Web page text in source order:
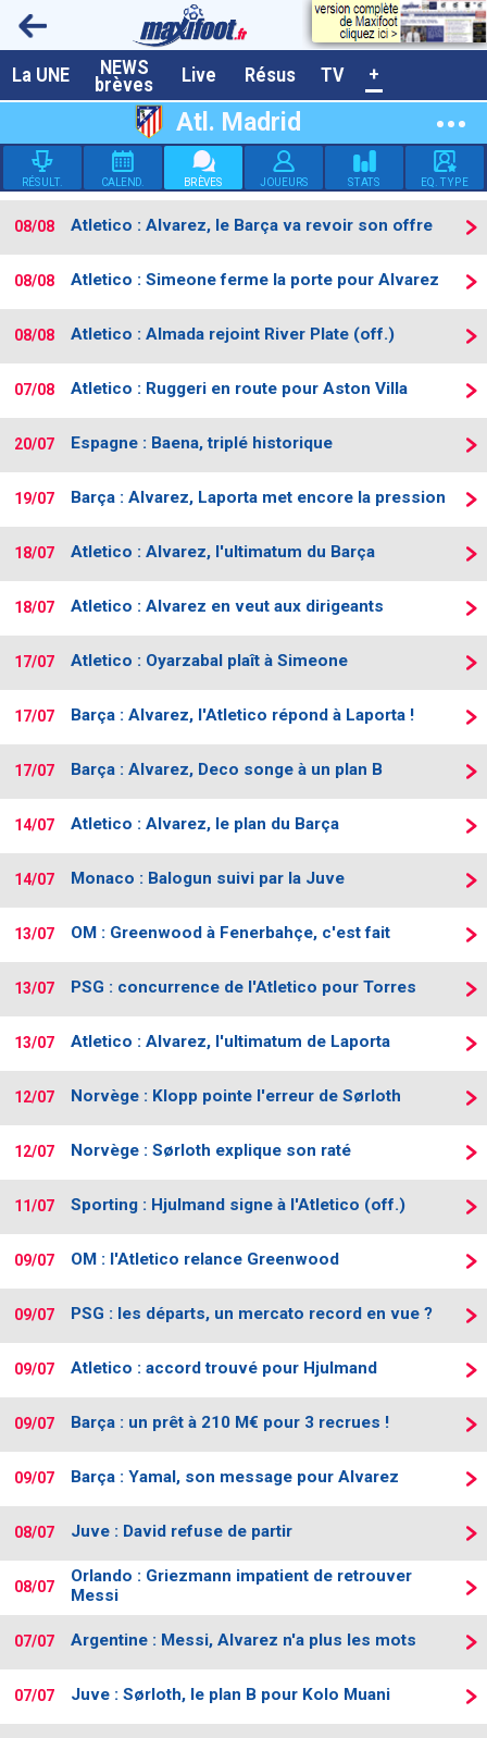
La UNE NEWS
brèves Live Résus TV +
Atl. Madrid
RÉSULT. CALEND. BRÈVES JOUEURS STATS EQ. TYPE
08/08 Atletico : Alvarez, le Barça va revoir son offre
08/08 Atletico : Simeone ferme la porte pour Alvarez
08/08 Atletico : Almada rejoint River Plate (off.)
07/08 Atletico : Ruggeri en route pour Aston Villa
20/07 Espagne : Baena, triplé historique
19/07 Barça : Alvarez, Laporta met encore la pression
18/07 Atletico : Alvarez, l'ultimatum du Barça
18/07 Atletico : Alvarez en veut aux dirigeants
17/07 Atletico : Oyarzabal plaît à Simeone
17/07 Barça : Alvarez, l'Atletico répond à Laporta !
17/07 Barça : Alvarez, Deco songe à un plan B
14/07 Atletico : Alvarez, le plan du Barça
14/07 Monaco : Balogun suivi par la Juve
13/07 OM : Greenwood à Fenerbahçe, c'est fait
13/07 PSG : concurrence de l'Atletico pour Torres
13/07 Atletico : Alvarez, l'ultimatum de Laporta
12/07 Norvège : Klopp pointe l'erreur de Sørloth
12/07 Norvège : Sørloth explique son raté
11/07 Sporting : Hjulmand signe à l'Atletico (off.)
09/07 OM : l'Atletico relance Greenwood
09/07 PSG : les départs, un mercato record en vue ?
09/07 Atletico : accord trouvé pour Hjulmand
09/07 Barça : un prêt à 210 M€ pour 3 recrues !
09/07 Barça : Yamal, son message pour Alvarez
08/07 Juve : David refuse de partir
08/07
Orlando : Griezmann impatient de retrouver
Messi
07/07 Argentine : Messi, Alvarez n'a plus les mots
07/07 Juve : Sørloth, le plan B pour Kolo Muani
A la UNE
Dernières brèves
Live / Matchs en direct
Résultats et Classements
Class. buteurs européens
Programme TV foot
Vidéos
Tableau transferts L1
Taille de la police
Paramètrages / Options
Contact / Signaler un bug
Recrutement Maxifoot
site web Maxifoot.fr